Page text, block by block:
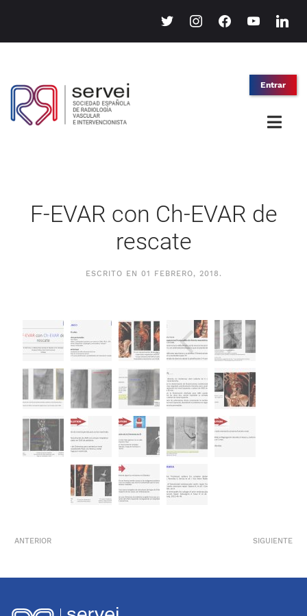
twitter instagramfacebook youtube linkedin
Entrar
F-EVAR con Ch-EVAR de
rescate
ESCRITO EN 01 FEBRERO, 2018 .
ANTERIOR SIGUIENTE